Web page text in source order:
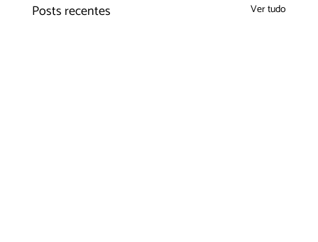
Posts recentes Ver tudo